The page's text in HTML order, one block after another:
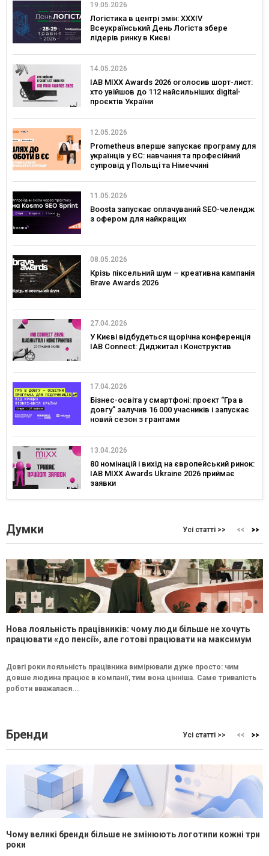
19.05.2026
Логістика в центрі змін: XXXIV
Всеукраїнський День Логіста збере
лідерів ринку в Києві
14.05.2026
IAB MIXX Awards 2026 оголосив шорт-лист:
хто увійшов до 112 найсильніших digital-
проєктів України
12.05.2026
Prometheus вперше запускає програму для
українців у ЄС: навчання та професійний
супровід у Польщі та Німеччині
11.05.2026
Boosta запускає оплачуваний SEO-челендж
з офером для найкращих
08.05.2026
Крізь піксельний шум – креативна кампанія
Brave Awards 2026
27.04.2026
У Києві відбудеться щорічна конференція
IAB Connect: Диджитал і Конструктив
17.04.2026
Бізнес-освіта у смартфоні: проєкт “Гра в
довгу” залучив 16 000 учасників і запускає
новий сезон з грантами
13.04.2026
80 номінацій і вихід на європейський ринок:
IAB MIXX Awards Ukraine 2026 приймає
заявки
Думки Усі статті >>
Нова лояльність працівників: чому люди більше не хочуть
працювати «до пенсії», але готові працювати на максимум
Довгі роки лояльність працівника вимірювали дуже просто: чим
довше людина працює в компанії, тим вона цінніша. Саме тривалість
роботи вважалася...
Бренди Усі статті >>
Чому великі бренди більше не змінюють логотипи кожні три
роки